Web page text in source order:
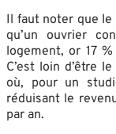
Il faut noter que le
qu’un ouvrier
logement, or 17
C’est loin d’être
où, pour un
réduisant le
par an.